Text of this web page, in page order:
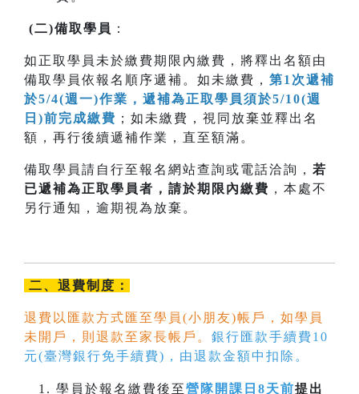
(二)備取學員 ：
如正取學員未於繳費期限內繳費，將釋出名額由
備取學員依報名順序遞補。如未繳費， 第1次遞補
於5/4(週一)作業，遞補為正取學員須於5/10(週
日)前完成繳費 ；如未繳費，視同放棄並釋出名
額，再行後續遞補作業，直至額滿。
備取學員請自行至報名網站查詢或電話洽詢， 若
已遞補為正取學員者，請於期限內繳費 ，本處不
另行通知，逾期視為放棄。
二、退費制度：
退費以匯款方式匯至學員(小朋友)帳戶，如學員
未開戶，則退款至家長帳戶。 銀行匯款手續費10
元(臺灣銀行免手續費)，由退款金額中扣除。
學員於報名繳費後至營隊開課日8天前提出